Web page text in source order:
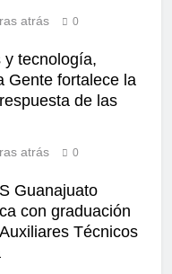
atrás 0
y tecnología,
Gente fortalece la
de las
atrás 0
Guanajuato
con graduación
Técnicos